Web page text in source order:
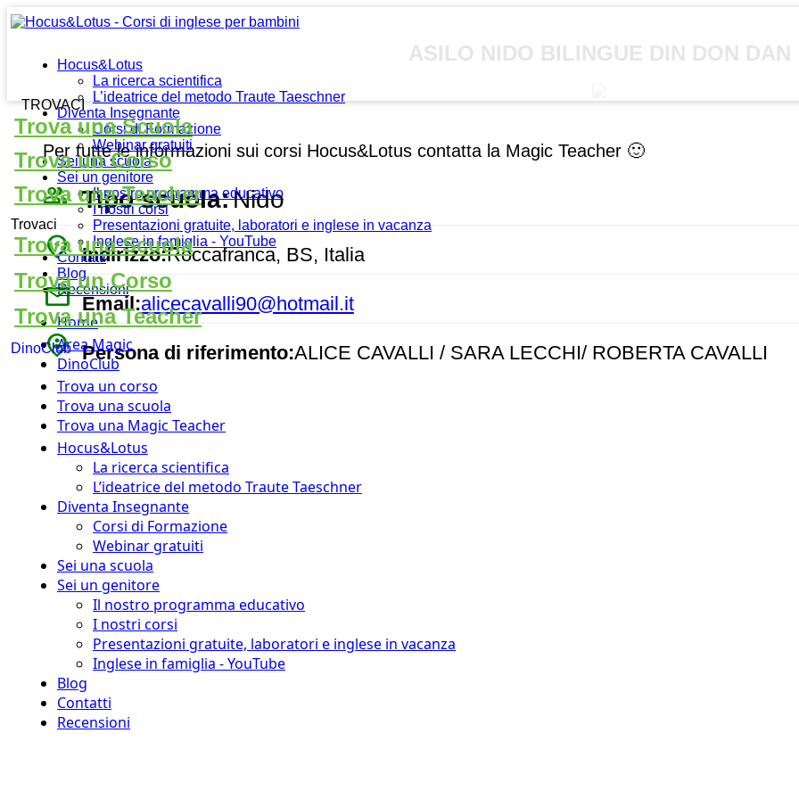
Hocus&Lotus
La ricerca scientifica
L’ideatrice del metodo Traute Taeschner
Diventa Insegnante
Corsi di Formazione
Webinar gratuiti
Sei una scuola
Sei un genitore
Il nostro programma educativo
I nostri corsi
Presentazioni gratuite, laboratori e inglese in vacanza
Inglese in famiglia - YouTube
Contatti
Blog
Recensioni
Home
Area Magic
DinoClub
Trova un corso
Trova una scuola
Trova una Magic Teacher
Hocus&Lotus
La ricerca scientifica
L’ideatrice del metodo Traute Taeschner
Diventa Insegnante
Corsi di Formazione
Webinar gratuiti
Sei una scuola
Sei un genitore
Il nostro programma educativo
I nostri corsi
Presentazioni gratuite, laboratori e inglese in vacanza
Inglese in famiglia - YouTube
Blog
Contatti
Recensioni
TROVACI
Trova una Scuola
Trova un Corso
Trova una Teacher
Trovaci
Trova una Scuola
Trova un Corso
Trova una Teacher
DinoClub
ASILO NIDO BILINGUE DIN DON DAN
Per tutte le informazioni sui corsi Hocus&Lotus contatta la Magic Teacher 🙂
people_outline Tipo scuola:Nido
place Indirizzo:Roccafranca, BS, Italia
mail Email:alicecavalli90@hotmail.it
person_pin_circle Persona di riferimento:ALICE CAVALLI / SARA LECCHI/ ROBERTA CAVALLI